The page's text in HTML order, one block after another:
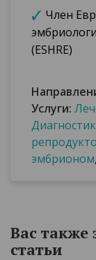
Член
(ESHRE)
Услуги:
эмбрионом,
Вас также
статьи